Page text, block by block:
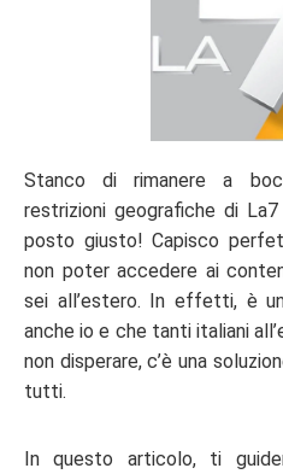
Stanco di rimanere a
restrizioni geografiche di
posto giusto! Capisco
non poter accedere ai
sei all’estero. In effetti, è
anche io e che tanti italiani
non disperare, c’è una
tutti.
In questo articolo, ti